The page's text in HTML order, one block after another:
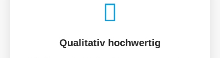
Qualitativ hochwertig